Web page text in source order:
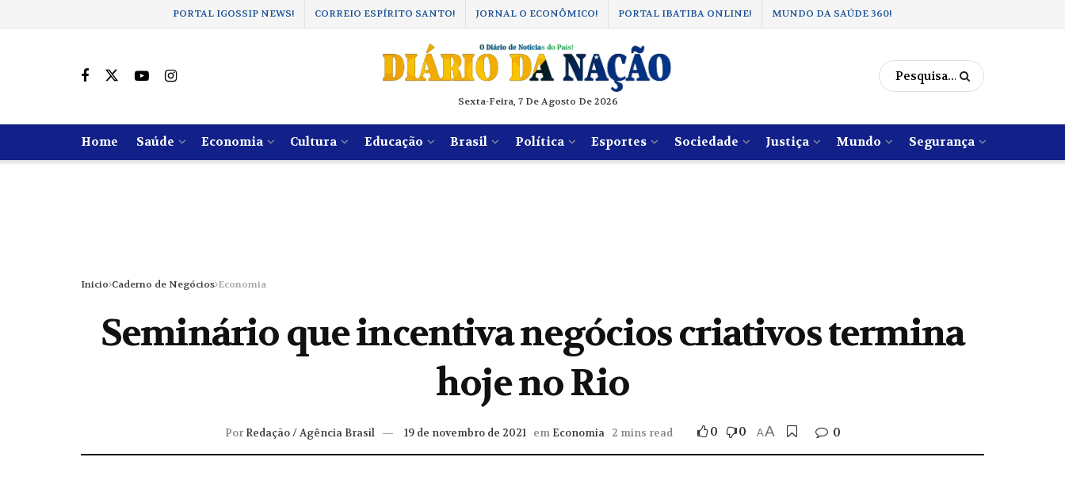
PORTAL IGOSSIP NEWS! CORREIO ESPÍRITO SANTO! JORNAL O ECONÔMICO! PORTAL IBATIBA ONLINE! MUNDO DA SAÚDE 360!
Sexta-Feira, 7 De Agosto De 2026
Home Saúde Economia Cultura Educação Brasil Política Esportes Sociedade Justiça Mundo Segurança
Inicio Caderno de Negócios Economia
Seminário que incentiva negócios criativos termina
hoje no Rio
Por Redação / Agência Brasil 19 de novembro de 2021 em Economia 2 mins read 0 0 AA 0